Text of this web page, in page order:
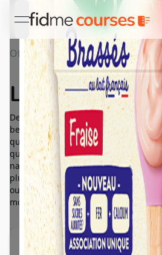
open navigation menu
Offres Détail Lactés Blédina
Lactés Blédina
Des lactés spécialement développés
besoins spécifiques des bébés, avec
qu'un yaourt classique*. * Saveur
qu'un yaourt classique ; Yaourts ou
natures (aliment moyen) - Ciqual
plus de fer qu'un yaourt classique ;
ou spécialités laitières, aromatisés
moyen) - Ciqual 2020.